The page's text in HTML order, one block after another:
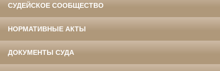
СУДЕЙСКОЕ СООБЩЕСТВО
НОРМАТИВНЫЕ АКТЫ
ДОКУМЕНТЫ СУДА